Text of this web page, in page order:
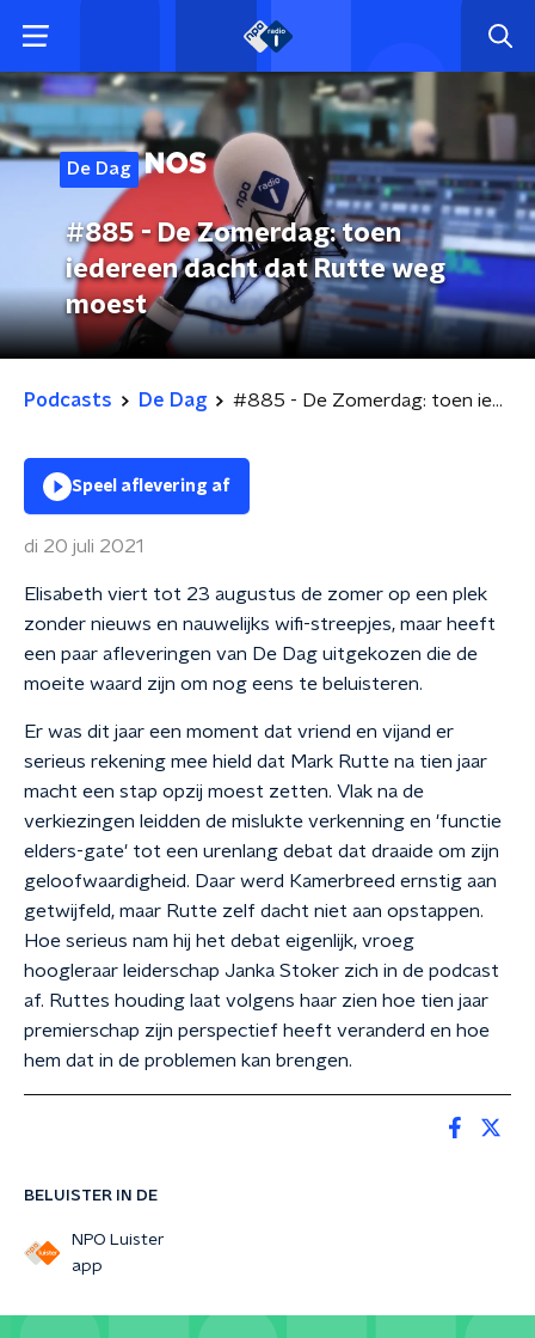
De Dag
#885 - De Zomerdag: toen
iedereen dacht dat Rutte weg
moest
Podcasts De Dag #885 - De Zomerdag: toen iedereen dacht dat Rutte weg moest
BELUISTER IN DE
NPO Luister
app
Speel aflevering af
di 20 juli 2021
Elisabeth viert tot 23 augustus de zomer op een plek
zonder nieuws en nauwelijks wifi-streepjes, maar heeft
een paar afleveringen van De Dag uitgekozen die de
moeite waard zijn om nog eens te beluisteren.
Er was dit jaar een moment dat vriend en vijand er
serieus rekening mee hield dat Mark Rutte na tien jaar
macht een stap opzij moest zetten. Vlak na de
verkiezingen leidden de mislukte verkenning en 'functie
elders-gate' tot een urenlang debat dat draaide om zijn
geloofwaardigheid. Daar werd Kamerbreed ernstig aan
getwijfeld, maar Rutte zelf dacht niet aan opstappen.
Hoe serieus nam hij het debat eigenlijk, vroeg
hoogleraar leiderschap Janka Stoker zich in de podcast
af. Ruttes houding laat volgens haar zien hoe tien jaar
premierschap zijn perspectief heeft veranderd en hoe
hem dat in de problemen kan brengen.